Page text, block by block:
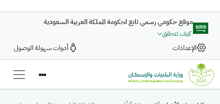
موقع حكومي رسمي تابع لحكومة المملكة العربية السعودية
كيف تتحقق
الإعدادات
أدوات سهولة الوصول